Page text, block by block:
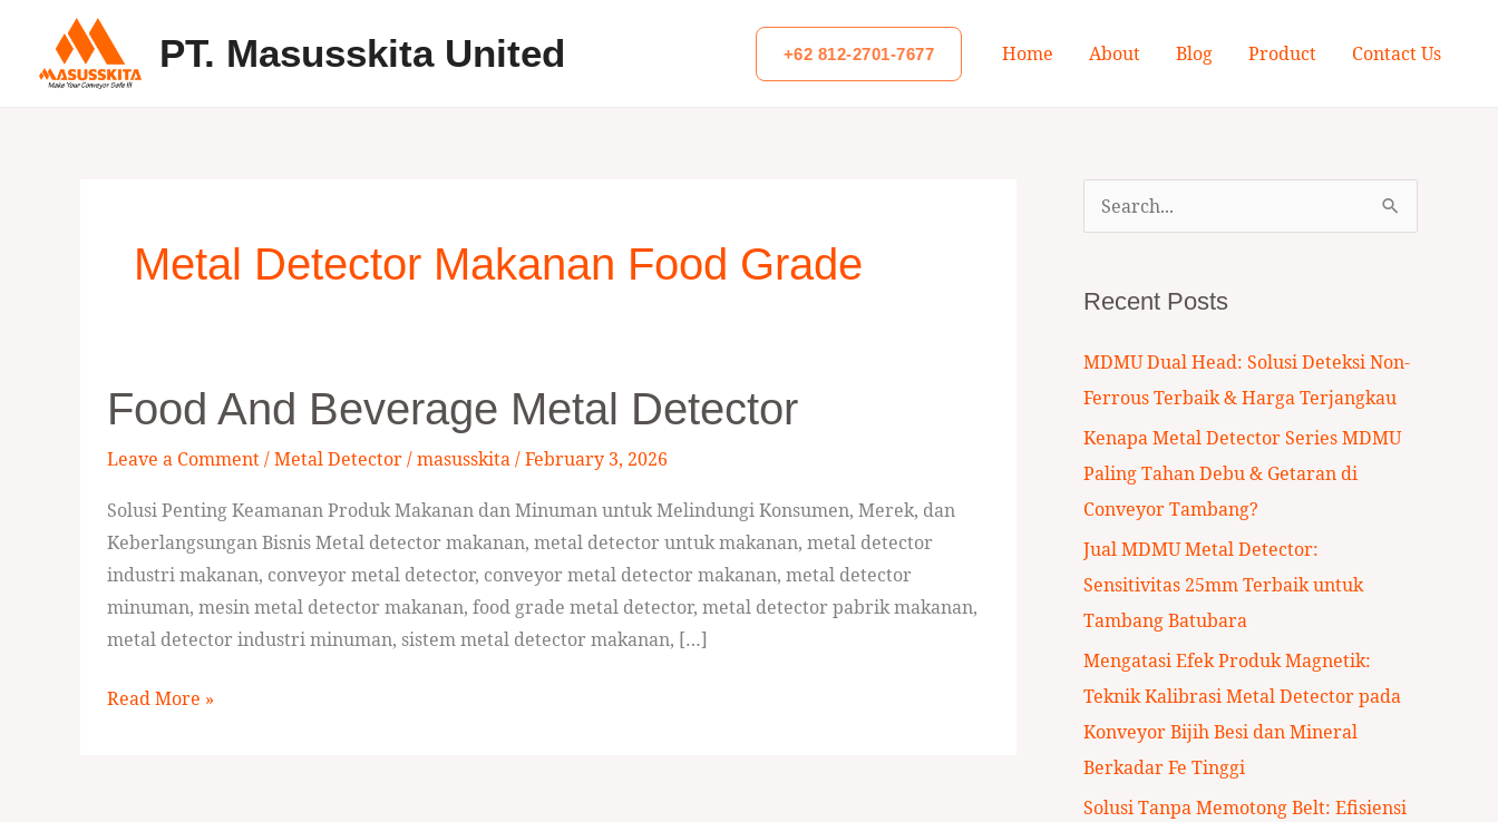
content
PT. Masusskita United +62 812-2701-7677 Home About Blog Product Contact Us
Metal Detector Makanan Food Grade
Food And Beverage Metal Detector
Leave a Comment/Metal Detector/masusskita/February 3, 2026
Solusi Penting Keamanan Produk Makanan dan Minuman untuk Melindungi Konsumen, Merek, dan
Keberlangsungan Bisnis Metal detector makanan, metal detector untuk makanan, metal detector
industri makanan, conveyor metal detector, conveyor metal detector makanan, metal detector
minuman, mesin metal detector makanan, food grade metal detector, metal detector pabrik makanan,
metal detector industri minuman, sistem metal detector makanan, […]
And
Beverage
Metal
Detector
Read More »
r
c
h
Recent Posts
MDMU Dual Head: Solusi Deteksi Non-
Ferrous Terbaik & Harga Terjangkau
Kenapa Metal Detector Series MDMU
Paling Tahan Debu & Getaran di
Conveyor Tambang?
Jual MDMU Metal Detector:
Sensitivitas 25mm Terbaik untuk
Tambang Batubara
Mengatasi Efek Produk Magnetik:
Teknik Kalibrasi Metal Detector pada
Konveyor Bijih Besi dan Mineral
Berkadar Fe Tinggi
Solusi Tanpa Memotong Belt: Efisiensi